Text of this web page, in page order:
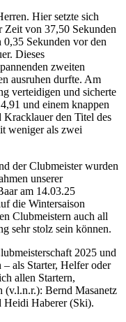
Hier setzte sich
Zeit von 37,50 Sekunden
Sekunden vor den
Dieses
zweiten
ausruhen durfte. Am
verteidigen und sicherte
und einem knappen
den Titel des
weniger als zwei
der Clubmeister wurden
unserer
am 14.03.25
die Wintersaison
Clubmeistern auch all
sehr stolz sein können.
2025 und
– als Starter, Helfer oder
allen Startern,
(v.l.n.r.): Bernd Masanetz
Heidi Haberer (Ski).